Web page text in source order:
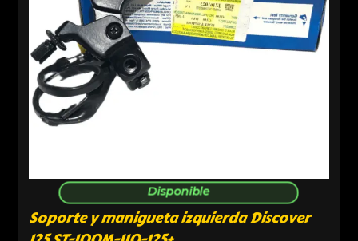
Disponible
Soporte y manigueta izquierda Discover